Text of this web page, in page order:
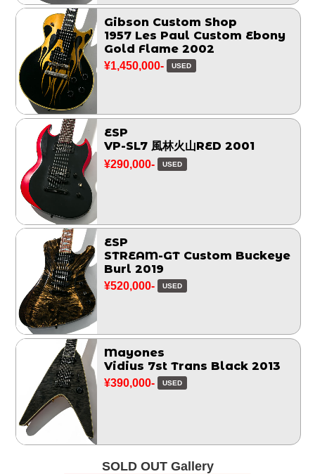
Gibson Custom Shop
1957 Les Paul Custom Ebony
Gold Flame 2002
¥1,450,000- USED
ESP
VP-SL7 風林火山RED 2001
¥290,000- USED
ESP
STREAM-GT Custom Buckeye
Burl 2019
¥520,000- USED
Mayones
Vidius 7st Trans Black 2013
¥390,000- USED
SOLD OUT Gallery